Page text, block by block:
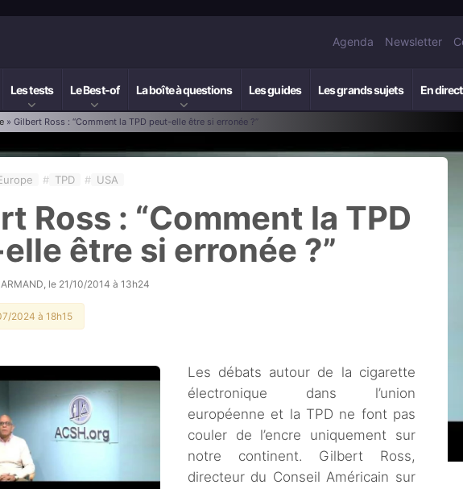
Agenda Newsletter
Les tests Le Best-of La boîte à questions Les guides Les grands sujets En
» Gilbert Ross : “Comment la TPD peut-elle être si erronée ?”
# TPD # USA
Ross : “Comment la TPD
être si erronée ?”
, le 21/10/2014 à 13h24
2024 à 18h15
Les débats autour de la cigarette
électronique dans l’union
européenne et la TPD ne font pas
couler de l’encre uniquement sur
notre continent. Gilbert Ross,
directeur du Conseil Américain sur